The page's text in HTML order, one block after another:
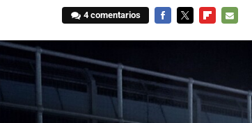
4 comentarios